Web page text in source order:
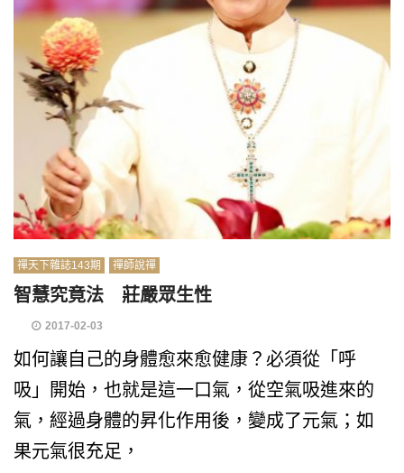
禪天下雜誌143期 禪師說禪
智慧究竟法 莊嚴眾生性
2017-02-03
如何讓自己的身體愈來愈健康？必須從「呼
吸」開始，也就是這一口氣，從空氣吸進來的
氣，經過身體的昇化作用後，變成了元氣；如
果元氣很充足，